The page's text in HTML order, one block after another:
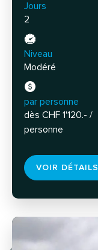
Jours
2
Niveau
Modéré
par personne
dès CHF 1'120.- /
personne
VOIR DÉTAILS